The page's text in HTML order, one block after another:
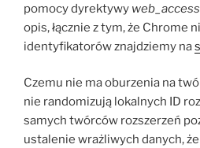
pomocy dyrektywy
opis, łącznie z tym, że Chrome
identyfikatorów znajdziemy na
Czemu nie ma oburzenia na
nie randomizują lokalnych ID
samych twórców rozszerzeń
ustalenie wrażliwych danych,